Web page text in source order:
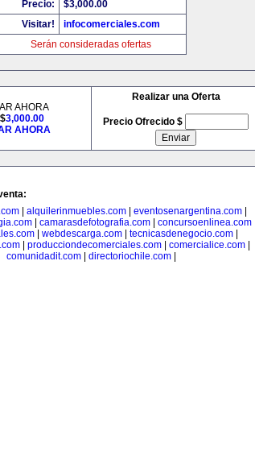
Precio:
$3,000.00
Visitar!
infocomerciales.com
Serán consideradas ofertas
AHORA
3,000.00
AHORA
Realizar una Oferta
Precio Ofrecido $
| alquilerinmuebles.com| eventosenargentina.com|
camarasdefotografia.com concursoenlinea.com
| webdescarga.com| tecnicasdenegocio.com|
producciondecomerciales.com comercialice.com
comunidadit.com| directoriochile.com|